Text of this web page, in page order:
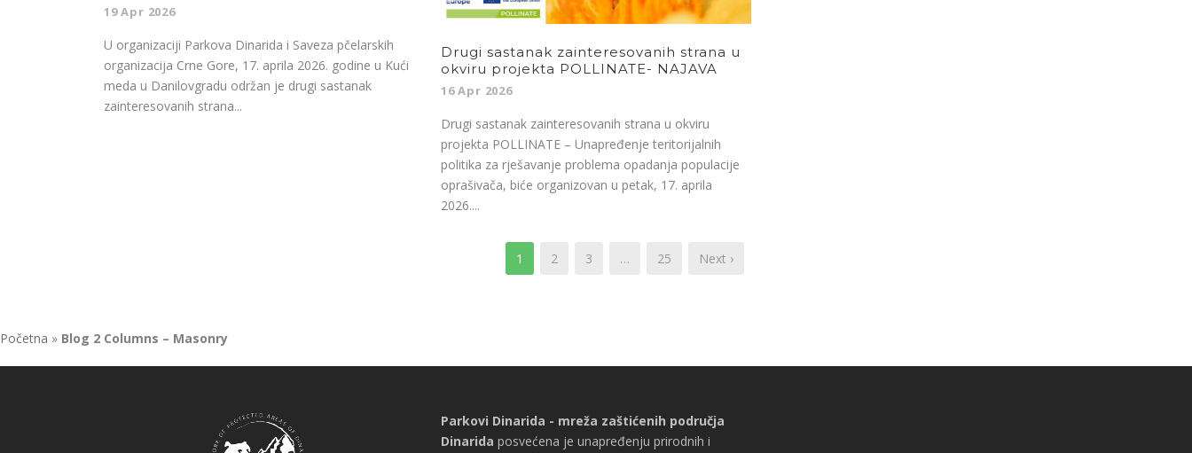
19 Apr 2026
U organizaciji Parkova Dinarida i Saveza pčelarskih
organizacija Crne Gore, 17. aprila 2026. godine u Kući
meda u Danilovgradu održan je drugi sastanak
zainteresovanih strana...
Drugi sastanak zainteresovanih strana u
okviru projekta POLLINATE- NAJAVA
16 Apr 2026
Drugi sastanak zainteresovanih strana u okviru
projekta POLLINATE – Unapređenje teritorijalnih
politika za rješavanje problema opadanja populacije
oprašivača, biće organizovan u petak, 17. aprila
2026....
1 2 3 … 25 Next ›
Početna » Blog 2 Columns – Masonry
Parkovi Dinarida - mreža zaštićenih područja
Dinarida posvećena je unapređenju prirodnih i